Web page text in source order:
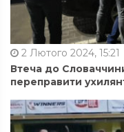
2 Лютого 2024, 15:21
Втеча до
переправити